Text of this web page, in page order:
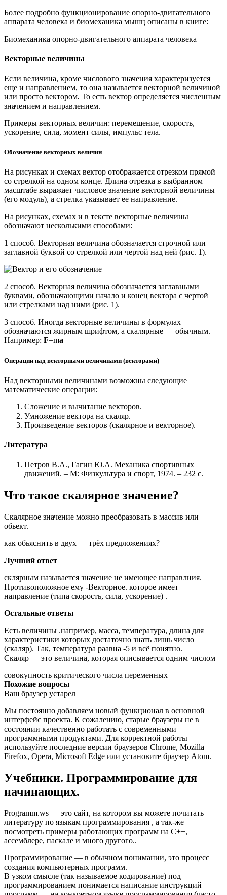
Более подробно функционирование опорно-двигательного
аппарата человека и биомеханика мышц описаны в книге:
Биомеханика опорно-двигательного аппарата человека
Векторные величины
Если величина, кроме числового значения характеризуется
еще и направлением, то она называется векторной величиной
или просто вектором. То есть вектор определяется численным
значением и направлением.
Примеры векторных величин: перемещение, скорость,
ускорение, сила, момент силы, импульс тела.
Обозначение векторных величин
На рисунках и схемах вектор отображается отрезком прямой
со стрелкой на одном конце. Длина отрезка в выбранном
масштабе выражает числовое значение векторной величины
(его модуль), а стрелка указывает ее направление.
На рисунках, схемах и в тексте векторные величины
обозначают несколькими способами:
1 способ. Векторная величина обозначается строчной или
заглавной буквой со стрелкой или чертой над ней (рис. 1).
2 способ. Векторная величина обозначается заглавными
буквами, обозначающими начало и конец вектора с чертой
или стрелками над ними (рис. 1).
3 способ. Иногда векторные величины в формулах
обозначаются жирным шрифтом, а скалярные — обычным.
Например: F=ma
Операции над векторными величинами (векторами)
Над векторными величинами возможны следующие
математические операции:
Сложение и вычитание векторов.
Умножение вектора на скаляр.
Произведение векторов (скалярное и векторное).
Литература
Петров В.А., Гагин Ю.А. Механика спортивных
движений. – М: Физкультура и спорт, 1974. – 232 с.
Что такое скалярное значение?
Скалярное значение можно преобразовать в массив или
обьект.
как обьяснить в двух — трёх предложениях?
Лучший ответ
склярным называется значение не имеющее направлния.
Противоположное ему -Векторное. которое имеет
направление (типа скорость, сила, ускорение) .
Остальные ответы
Есть величины .например, масса, температура, длина для
характеристики которых достаточно знать лишь число
(скаляр). Так, температура раавна -5 и всё понятно.
Скаляр — это величина, которая описывается одним числом
совокупность критического числа переменных
Похожие вопросы
Ваш браузер устарел
Мы постоянно добавляем новый функционал в основной
интерфейс проекта. К сожалению, старые браузеры не в
состоянии качественно работать с современными
программными продуктами. Для корректной работы
используйте последние версии браузеров Chrome, Mozilla
Firefox, Opera, Microsoft Edge или установите браузер Atom.
Учебники. Программирование для
начинающих.
Programm.ws — это сайт, на котором вы можете почитать
литературу по языкам программирования , а так-же
посмотреть примеры работающих программ на С++,
ассемблере, паскале и много другого..
Программирование — в обычном понимании, это процесс
создания компьютерных программ.
В узком смысле (так называемое кодирование) под
программированием понимается написание инструкций —